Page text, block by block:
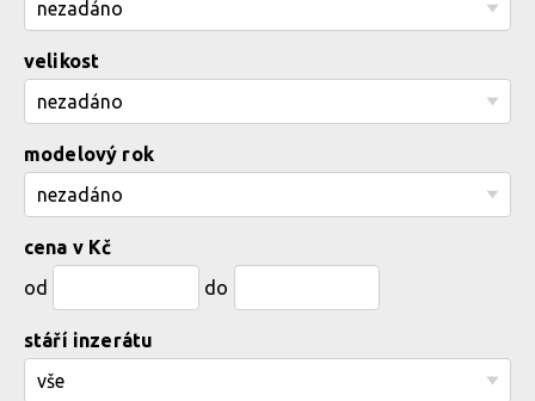
velikost
modelový rok
cena v Kč
od
do
stáří inzerátu